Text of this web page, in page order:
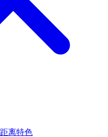
距离特色